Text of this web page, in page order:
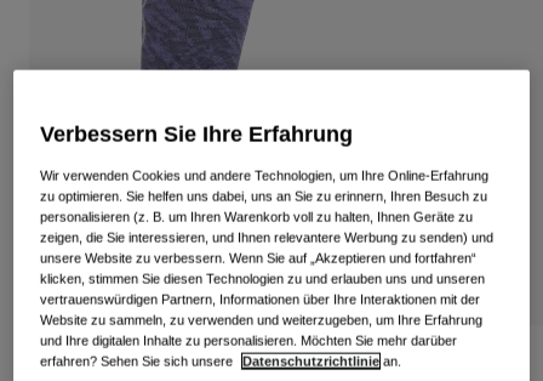
Gravel Schuhe
Alle anzeigen
Bekleidung
Snowboard
Mit austauschbaren Gläsern
Damen
Ersatzgläser
Alle anzeigen
Seasonal Merino Wool Socken
Verbessern Sie Ihre Erfahrung
Wir verwenden Cookies und andere Technologien, um Ihre Online-Erfahrung
zu optimieren. Sie helfen uns dabei, uns an Sie zu erinnern, Ihren Besuch zu
personalisieren (z. B. um Ihren Warenkorb voll zu halten, Ihnen Geräte zu
zeigen, die Sie interessieren, und Ihnen relevantere Werbung zu senden) und
unsere Website zu verbessern. Wenn Sie auf „Akzeptieren und fortfahren“
klicken, stimmen Sie diesen Technologien zu und erlauben uns und unseren
vertrauenswürdigen Partnern, Informationen über Ihre Interaktionen mit der
Website zu sammeln, zu verwenden und weiterzugeben, um Ihre Erfahrung
und Ihre digitalen Inhalte zu personalisieren. Möchten Sie mehr darüber
erfahren? Sehen Sie sich unsere
Datenschutzrichtlinie an.